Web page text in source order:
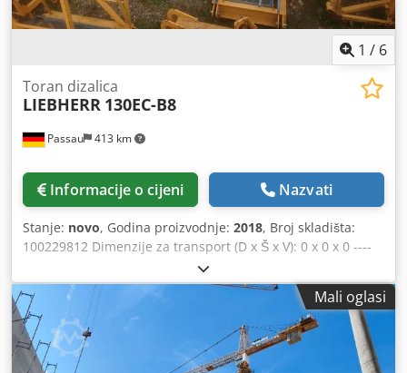
1 / 6
Passau 413 km
Toran dizalica
LIEBHERR 130EC-B8
Informacije o cijeni Nazvati
Stanje: novo, Godina proizvodnje: 2018, Broj skladišta:
100229812 Dimenzije za transport (D x Š x V): 0 x 0 x 0 ----
KUD 120HC Hidraulička jedinica 37 kW EMS zaslon
Uključuje ABB Djdpfjzkzlysx Agdekr Domet 60 m,
uključujući protuuterag Kabina Kućište kliznog prstena
Centralni sustav podmazivanja Radio komunikacija
Transformator za rasvjetu 4,7 kVA Anemometar Križni
nosač sa širinom 4,6 m, uključujući piramidu i središnji
Mali oglasi